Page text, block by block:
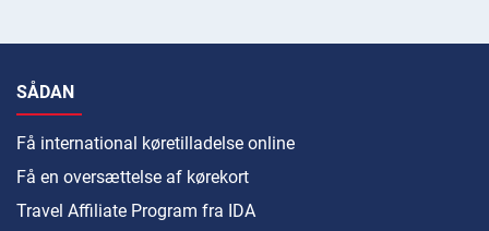
SÅDAN
Få international køretilladelse online
Få en oversættelse af kørekort
Travel Affiliate Program fra IDA